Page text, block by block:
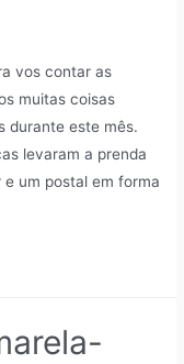
vos contar as
muitas coisas
durante este mês.
levaram a prenda
um postal em forma